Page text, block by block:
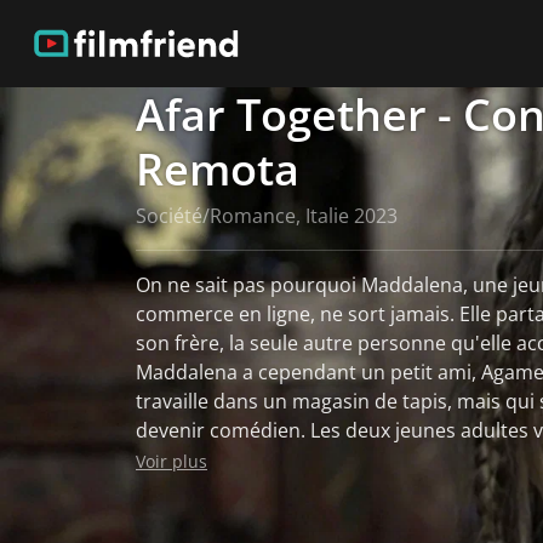
Afar Together -
Remota
Société/Romance, Italie 2023
On ne sait pas pourquoi Maddalena, une
commerce en ligne, ne sort jamais. Elle
son frère, la seule autre personne qu'elle
Maddalena a cependant un petit ami,
travaille dans un magasin de tapis, mais
devenir comédien. Les deux jeunes adultes
ligne, abordant un certain nombre de
rencontrer en personne, mais est jaloux du
son style de vie isolé, elle n'a aucun intérêt
Voir plus